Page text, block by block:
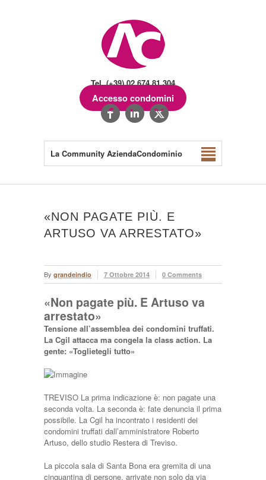
Tel. (+39) 02.674.81.304
Accesso condomini
La Community AziendaCondominio
«NON PAGATE PIÙ. E
ARTUSO VA ARRESTATO»
By grandeindio 7 Ottobre 2014 0 Comments
«Non pagate più. E Artuso va
arrestato»
Tensione all’assemblea dei condomini truffati.
La Cgil attacca ma congela la class action. La
gente: «Toglietegli tutto»
TREVISO La prima indicazione è: non pagate una
seconda volta. La seconda è: fate denuncia il prima
possibile. La Cgil ha incontrato i residenti dei
condomini truffati dall’amministratore Roberto
Artuso, dello studio Restera di Treviso.
La piccola sala di Santa Bona era gremita di una
cinquantina di persone, arrivate non solo da via